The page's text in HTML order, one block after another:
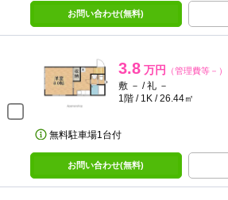
お問い合わせ(無料)
3.8 万円 （管理費等－）
敷 － / 礼 －
1階 / 1K / 26.44㎡
無料駐車場1台付
お問い合わせ(無料)